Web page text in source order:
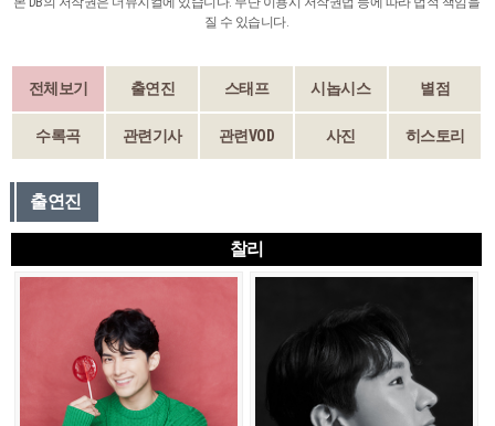
질 수 있습니다.
전체보기 출연진 스태프 시놉시스 별점
수록곡 관련기사 관련VOD 사진 히스토리
출연진
찰리